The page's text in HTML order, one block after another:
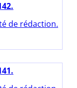
de rédaction.